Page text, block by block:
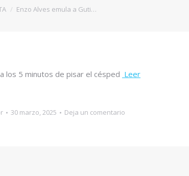
Enzo Alves emula a Guti…
los 5 minutos de pisar el césped Leer
30 marzo, 2025 Deja un comentario